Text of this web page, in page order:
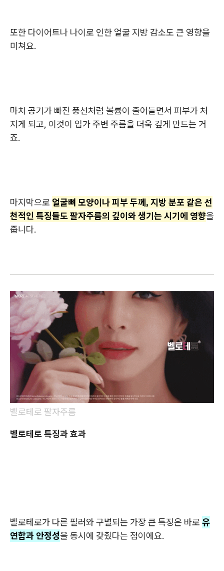
또한 다이어트나 나이로 인한 얼굴 지방 감소도 큰 영향을
미쳐요.
마치 공기가 빠진 풍선처럼 볼륨이 줄어들면서 피부가 처
지게 되고, 이것이 입가 주변 주름을 더욱 깊게 만드는 거
죠.
마지막으로 얼굴뼈 모양이나 피부 두께, 지방 분포 같은 선
천적인 특징들도 팔자주름의 깊이와 생기는 시기에 영향을
줍니다.
벨로테로 팔자주름
벨로테로 특징과 효과
벨로테로가 다른 필러와 구별되는 가장 큰 특징은 바로 유
연함과 안정성을 동시에 갖췄다는 점이에요.